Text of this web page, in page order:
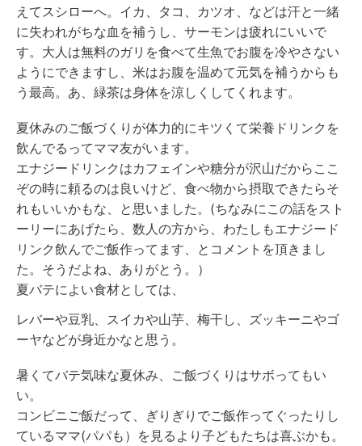
えてスシローへ。イカ、タコ、カツオ、などは汗と一緒
に失われがちな血を補うし、サーモンは疲れにいいで
す。大人は無料のガリを食べて生魚でお腹を冷やさない
ようにできますし、米はお腹を温めて元気を補うからも
う最高。あ、緑茶は身体を涼しくしてくれます。
夏休みのご飯づくりが体力的にキツくて栄養ドリンクを
飲んでるってママ友がいます。
エナジードリンクはカフェインや糖分が沢山だからここ
ぞの時に頼るのは良いけど、食べ物から摂取できたらそ
れもいいかもな、と思いました。(ちなみにこの話をスト
ーリーにあげたら、数人の方から、わたしもエナジード
リンク飲んでご飯作ってます、とコメントを頂きまし
た。そうだよね、ありがとう。）
夏バテによい食材としては、
レバーや豆乳、スイカや山芋、梅干し、ズッキーニやゴ
ーヤなどが身近かなと思う。
暑くてバテ気味な夏休み、ご飯づくりはサボってもい
い。
コンビニご飯だって、ぎりぎりでご飯作ってぐったりし
ているママ(パパも）を見るより子どもたちは喜ぶかも。